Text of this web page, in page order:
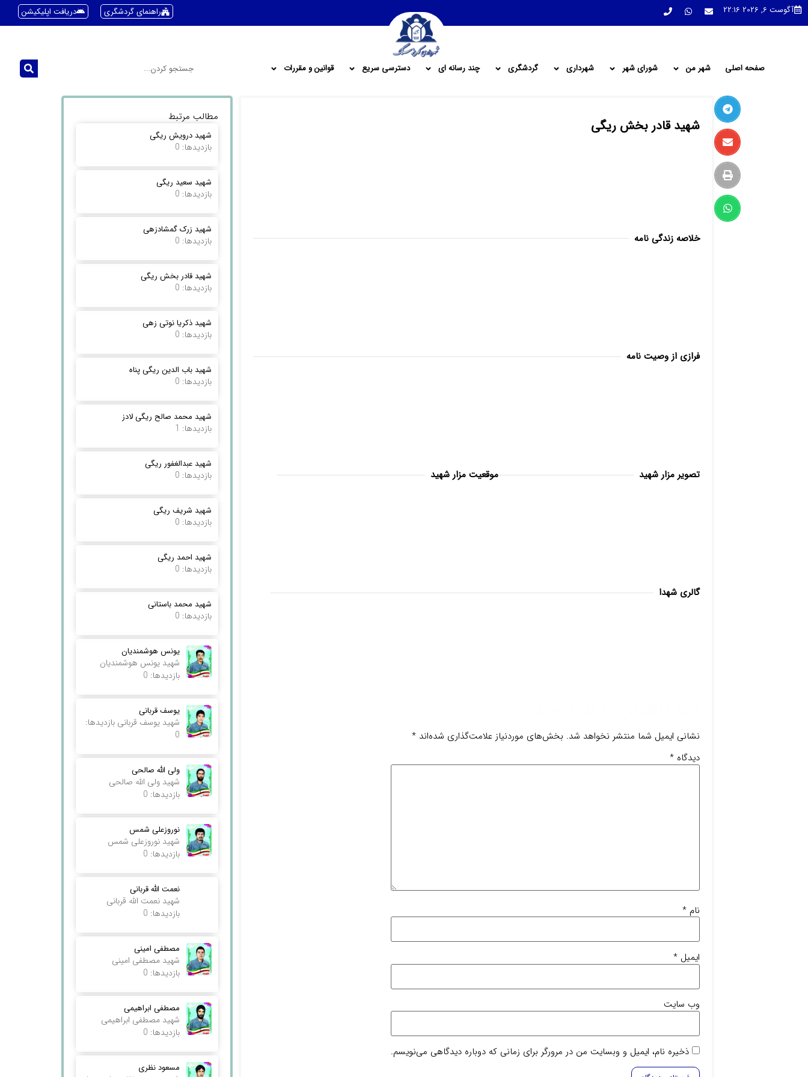
آگوست 6, 2026 22:16 راهنمای گردشگری دریافت اپلیکیشن
صفحه اصلی شهر من شورای شهر شهرداری گردشگری چند رسانه ای دسترسی سریع قوانین و مقررات
مطالب مرتبط
شهید درویش ریگی
بازدیدها: 0
شهید سعید ریگی
بازدیدها: 0
شهید زرک گمشادزهی
بازدیدها: 0
شهید قادر بخش ریگی
بازدیدها: 0
شهید ذکریا نوتی زهی
بازدیدها: 0
شهید باب الدین ریگی پناه
بازدیدها: 0
شهید محمد صالح ریگی لادز
بازدیدها: 1
شهید عبدالغفور ریگی
بازدیدها: 0
شهید شریف ریگی
بازدیدها: 0
شهید احمد ریگی
بازدیدها: 0
شهید محمد باستانی
بازدیدها: 0
یونس هوشمندیان
شهید یونس هوشمندیان
بازدیدها: 0
یوسف قربانی
شهید یوسف قربانی بازدیدها:
0
ولی الله صالحی
شهید ولی الله صالحی
بازدیدها: 0
نوروزعلی شمس
شهید نوروزعلی شمس
بازدیدها: 0
نعمت الله قربانی
شهید نعمت الله قربانی
بازدیدها: 0
مصطفی امینی
شهید مصطفی امینی
بازدیدها: 0
مصطفی ابراهیمی
شهید مصطفی ابراهیمی
بازدیدها: 0
مسعود نظری
شهید قادر بخش ریگی
خلاصه زندگی نامه
فرازی از وصیت نامه
تصویر مزار شهید موقعیت مزار شهید
گالری شهدا
نشانی ایمیل شما منتشر نخواهد شد. بخش‌های موردنیاز علامت‌گذاری شده‌اند*
دیدگاه*
نام*
ایمیل*
وب‌ سایت
ذخیره نام، ایمیل و وبسایت من در مرورگر برای زمانی که دوباره دیدگاهی می‌نویسم.